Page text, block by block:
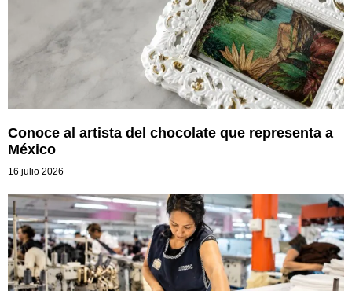
Conoce al artista del chocolate que representa a
México
16 julio 2026